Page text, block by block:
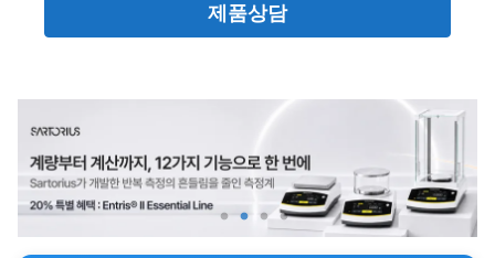
제품상담